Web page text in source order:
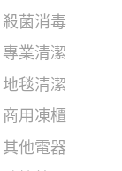
殺菌消毒
專業清潔
地毯清潔
商用凍櫃
其他電器